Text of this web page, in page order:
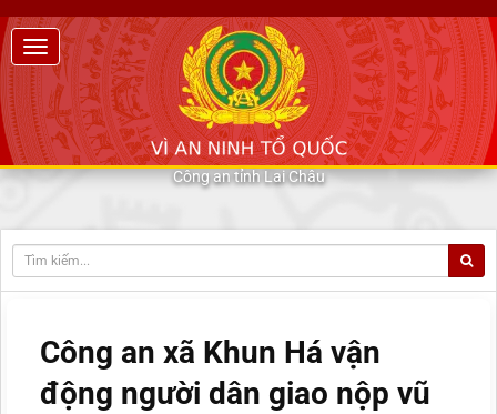
Công an tỉnh Lai Châu
Công an xã Khun Há vận
động người dân giao nộp vũ